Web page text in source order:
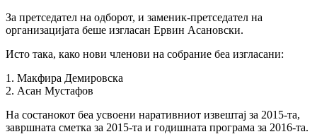
За претседател на одборот, и заменик-претседател на
организацијата беше изгласан Ервин Асановски.
Исто така, како нови членови на собрание беа изгласани:
1. Макфира Демировска
2. Асан Мустафов
На состанокот беа усвоени наративниот извештај за 2015-та,
завршната сметка за 2015-та и годишната програма за 2016-та.